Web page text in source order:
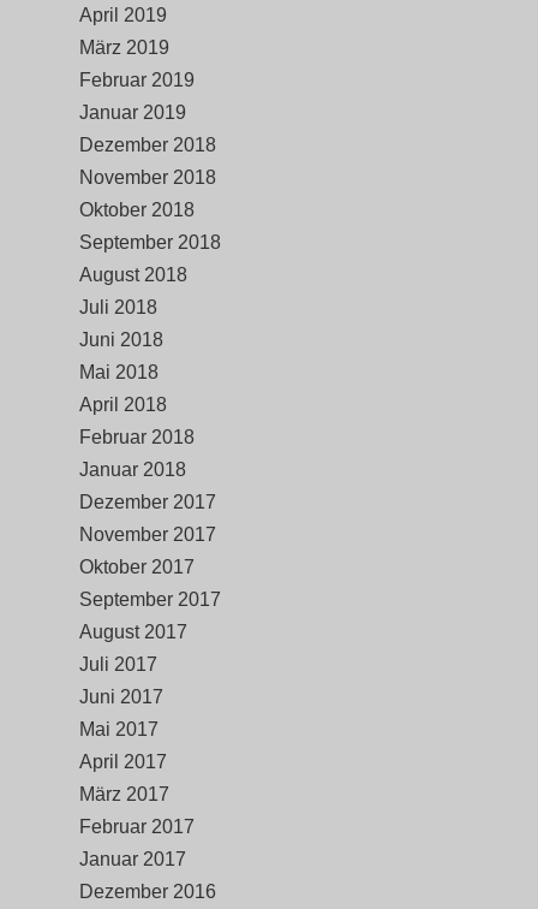
April 2019
März 2019
Februar 2019
Januar 2019
Dezember 2018
November 2018
Oktober 2018
September 2018
August 2018
Juli 2018
Juni 2018
Mai 2018
April 2018
Februar 2018
Januar 2018
Dezember 2017
November 2017
Oktober 2017
September 2017
August 2017
Juli 2017
Juni 2017
Mai 2017
April 2017
März 2017
Februar 2017
Januar 2017
Dezember 2016